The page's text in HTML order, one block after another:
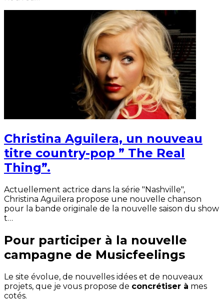
Christina Aguilera, un nouveau
titre country-pop ” The Real
Thing”.
Actuellement actrice dans la série "Nashville",
Christina Aguilera propose une nouvelle chanson
pour la bande originale de la nouvelle saison du show
t…
Pour participer à la nouvelle
campagne de Musicfeelings
Le site évolue, de nouvelles idées et de nouveaux
projets, que je vous propose de concrétiser à mes
cotés.